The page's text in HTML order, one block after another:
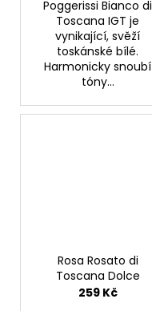
Poggerissi Bianco di
Toscana IGT je
vynikající, svěží
toskánské bílé.
Harmonicky snoubí
tóny...
Rosa Rosato di
Toscana Dolce
Fattoria di Basciano
259 Kč